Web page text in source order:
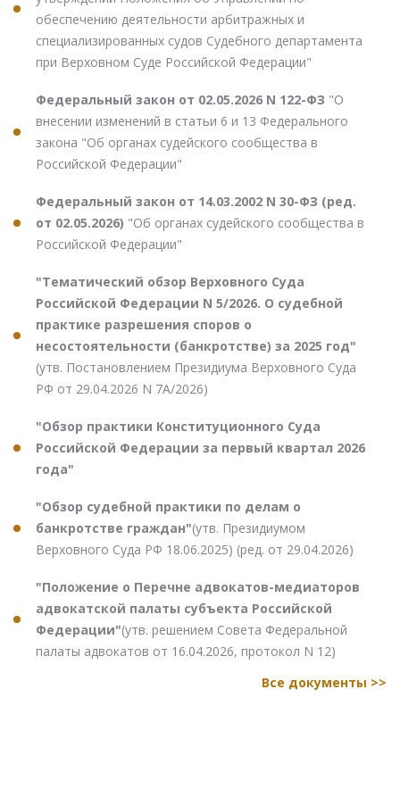
обеспечению деятельности арбитражных и
специализированных судов Судебного департамента
при Верховном Суде Российской Федерации"
Федеральный закон от 02.05.2026 N 122-ФЗ "О
внесении изменений в статьи 6 и 13 Федерального
закона "Об органах судейского сообщества в
Российской Федерации"
Федеральный закон от 14.03.2002 N 30-ФЗ (ред.
от 02.05.2026) "Об органах судейского сообщества в
Российской Федерации"
"Тематический обзор Верховного Суда
Российской Федерации N 5/2026. О судебной
практике разрешения споров о
несостоятельности (банкротстве) за 2025 год"
(утв. Постановлением Президиума Верховного Суда
РФ от 29.04.2026 N 7А/2026)
"Обзор практики Конституционного Суда
Российской Федерации за первый квартал 2026
года"
"Обзор судебной практики по делам о
банкротстве граждан"(утв. Президиумом
Верховного Суда РФ 18.06.2025) (ред. от 29.04.2026)
"Положение о Перечне адвокатов-медиаторов
адвокатской палаты субъекта Российской
Федерации"(утв. решением Совета Федеральной
палаты адвокатов от 16.04.2026, протокол N 12)
Все документы >>